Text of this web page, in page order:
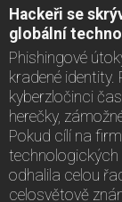
Hackeři se
globální
Phishingové
kradené identity.
kyberzločinci
herečky,
Pokud cílí na
technologických
odhalila celou
celosvětově